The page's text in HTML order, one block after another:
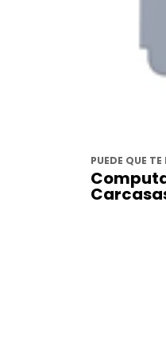
PUEDE QUE